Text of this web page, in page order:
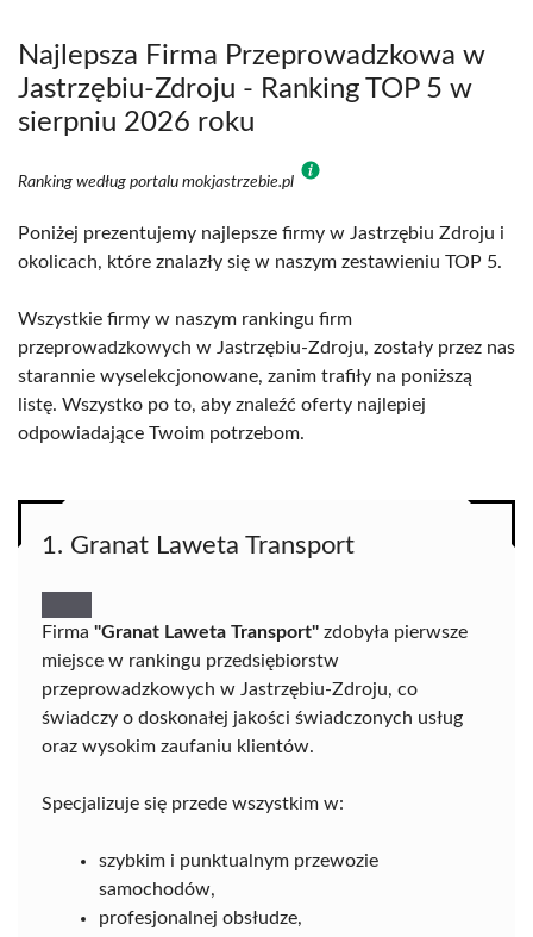
Najlepsza Firma Przeprowadzkowa w
Jastrzębiu-Zdroju - Ranking TOP 5 w
sierpniu 2026 roku
Ranking według portalu mokjastrzebie.pl
Poniżej prezentujemy najlepsze firmy w Jastrzębiu Zdroju i
okolicach, które znalazły się w naszym zestawieniu TOP 5.
Wszystkie firmy w naszym rankingu firm
przeprowadzkowych w Jastrzębiu-Zdroju, zostały przez nas
starannie wyselekcjonowane, zanim trafiły na poniższą
listę. Wszystko po to, aby znaleźć oferty najlepiej
odpowiadające Twoim potrzebom.
1. Granat Laweta Transport
Firma "Granat Laweta Transport" zdobyła pierwsze
miejsce w rankingu przedsiębiorstw
przeprowadzkowych w Jastrzębiu-Zdroju, co
świadczy o doskonałej jakości świadczonych usług
oraz wysokim zaufaniu klientów.
Specjalizuje się przede wszystkim w:
szybkim i punktualnym przewozie
samochodów,
profesjonalnej obsłudze,